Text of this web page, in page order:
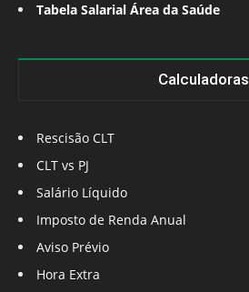
Tabela Salarial Área da Saúde
Calculadoras
Rescisão CLT
CLT vs PJ
Salário Líquido
Imposto de Renda Anual
Aviso Prévio
Hora Extra